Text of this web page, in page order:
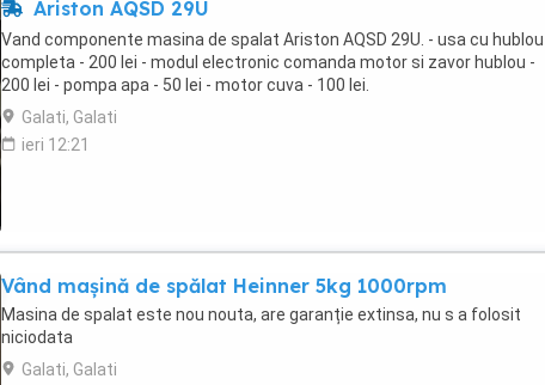
Ariston AQSD 29U
Vand componente masina de spalat Ariston AQSD 29U. - usa cu hublou
completa - 200 lei - modul electronic comanda motor si zavor hublou -
200 lei - pompa apa - 50 lei - motor cuva - 100 lei.
Galati, Galati
ieri 12:21
Vând mașină de spălat Heinner 5kg 1000rpm
Masina de spalat este nou nouta, are garanție extinsa, nu s a folosit
niciodata
Galati, Galati